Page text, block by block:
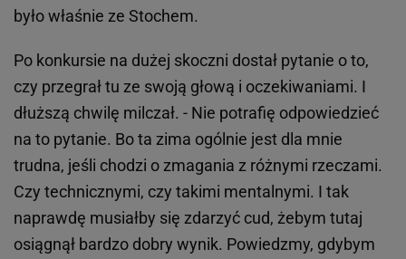
było właśnie ze Stochem.
Po konkursie na dużej skoczni dostał pytanie o to,
czy przegrał tu ze swoją głową i oczekiwaniami. I
dłuższą chwilę milczał. - Nie potrafię odpowiedzieć
na to pytanie. Bo ta zima ogólnie jest dla mnie
trudna, jeśli chodzi o zmagania z różnymi rzeczami.
Czy technicznymi, czy takimi mentalnymi. I tak
naprawdę musiałby się zdarzyć cud, żebym tutaj
osiągnął bardzo dobry wynik. Powiedzmy, gdybym